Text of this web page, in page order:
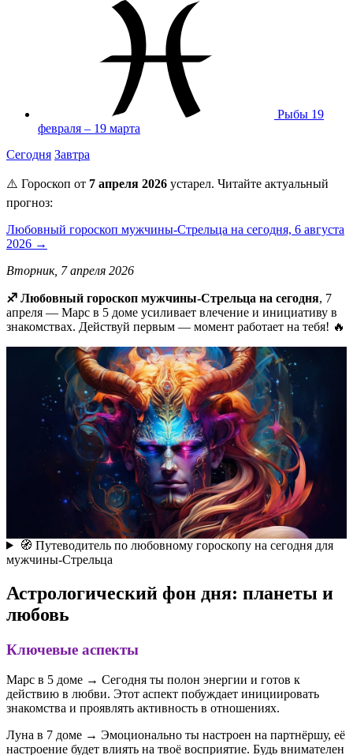
Рыбы 19
февраля – 19 марта
Сегодня Завтра
⚠️ Гороскоп от 7 апреля 2026 устарел. Читайте актуальный
прогноз:
Любовный гороскоп мужчины-Стрельца на сегодня, 6 августа
2026 →
Вторник, 7 апреля 2026
♐ Любовный гороскоп мужчины-Стрельца на сегодня, 7
апреля — Марс в 5 доме усиливает влечение и инициативу в
знакомствах. Действуй первым — момент работает на тебя! 🔥
🧭 Путеводитель по любовному гороскопу на сегодня для
мужчины-Стрельца
Астрологический фон дня: планеты и
любовь
Ключевые аспекты
Марс в 5 доме → Сегодня ты полон энергии и готов к
действию в любви. Этот аспект побуждает инициировать
знакомства и проявлять активность в отношениях.
Луна в 7 доме → Эмоционально ты настроен на партнёршу, её
настроение будет влиять на твоё восприятие. Будь внимателен